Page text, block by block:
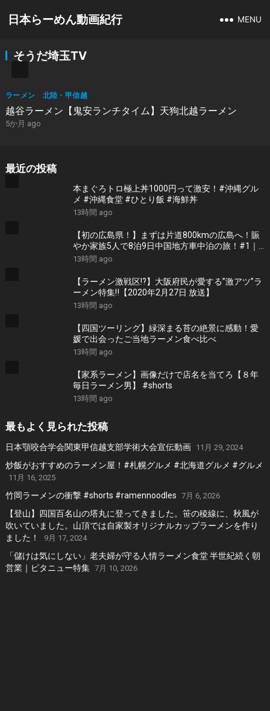
日本らーめん動画紀行 MENU
そうだ埼玉TV
ラーメン 北陸・甲信越
越谷ラーメン【鬼安ランチタイム】天狗北越ラーメン
5か月 ago
最近の投稿
本まぐろトロ極上丼1000円って激安！#沖縄グル
メ #沖縄食堂 #ひとり飯 #海鮮丼
13時間 ago
【初の広島県！】まずは片道800kmの広島へ！賑
やか家族5人で8泊9日中国地方車中泊の旅！#1｜
風情溢れる尾道と家族大絶賛のご当地ラーメン｜
全国制覇！＞
13時間 ago
【ラーメン激戦区!?】大阪府民が愛する”激アツ”ラ
ーメン特集‼︎【2020年2月27日 放送】
13時間 ago
【四国ツーリング】緑深まる苔の絶景に感動！愛
媛で出会ったご当地ラーメン食べ比べ
13時間 ago
【家系ラーメン】画像だけで店名を当てろ【８年
毎日ラーメン男】 #shorts
13時間 ago
最もよく見られた投稿
日本顎咬合学会関東甲信越支部学術大会宣伝動画 11月 29, 2024
炒飯がおすすめのラーメン屋！#札幌グルメ #北海道グルメ #グルメ
11月 16, 2025
竹岡ラーメンの衝撃 #shorts #ramennoodles 7月 6, 2026
【登山】四国百名山の塔丸に登ってきました。笹の稜線に、秋風が
吹いていました。山頂では自家製オリジナルカップラーメンを作り
ました！
9月 17, 2024
「儲けは気にしない」老夫婦が守る人情ラーメン食堂 半世紀続く朝
営業｜ピタニュー特集 7月 10, 2026